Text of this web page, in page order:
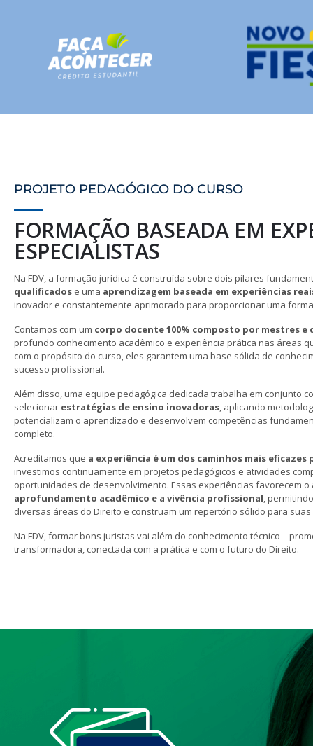
FORMAÇÃO BASEADA EM
ESPECIALISTAS
PROJETO PEDAGÓGICO DO CURSO
Na FDV, a formação jurídica é construída sobre dois pilares
qualificados e uma aprendizagem baseada em experiências
inovador e constantemente aprimorado para proporcionar uma
Contamos com um corpo docente 100% composto por mestres e
profundo conhecimento acadêmico e experiência prática nas áreas
com o propósito do curso, eles garantem uma base sólida de
sucesso profissional.
Além disso, uma equipe pedagógica dedicada trabalha em conjunto
selecionar estratégias de ensino inovadoras, aplicando
potencializam o aprendizado e desenvolvem competências
completo.
Acreditamos que a experiência é um dos caminhos mais
investimos continuamente em projetos pedagógicos e atividades
oportunidades de desenvolvimento. Essas experiências favorecem o
aprofundamento acadêmico e a vivência profissional,
diversas áreas do Direito e construam um repertório sólido para
Na FDV, formar bons juristas vai além do conhecimento técnico –
transformadora, conectada com a prática e com o futuro do Direito.